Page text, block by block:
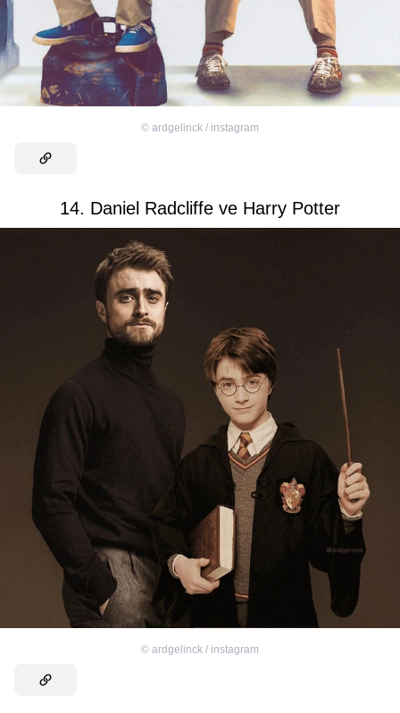
© ardgelinck / instagram
14. Daniel Radcliffe ve Harry Potter
© ardgelinck / instagram